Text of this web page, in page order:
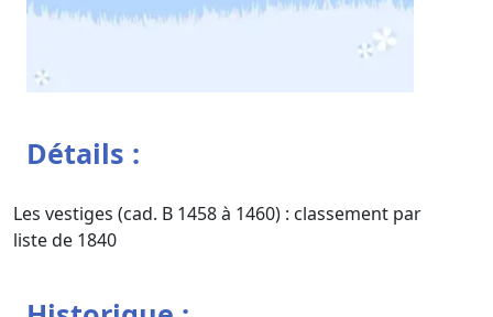
Détails :
Les vestiges (cad. B 1458 à 1460) : classement par
liste de 1840